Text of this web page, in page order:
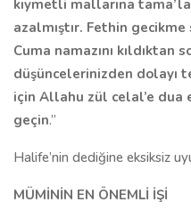
kıymetli mallarına
azalmıştır. Fethin
Cuma namazını kıldıktan
düşüncelerinizden dolayı
için Allahu zül celal’e dua
geçin.”
Halife’nin dediğine eksiksiz
MÜMİNİN EN ÖNEMLİ İŞİ